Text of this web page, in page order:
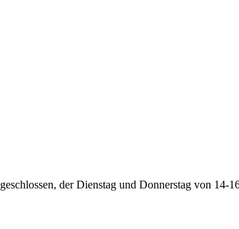
der Dienstag und Donnerstag von 14-